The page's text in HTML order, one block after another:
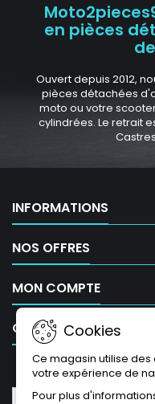
en pièces
Ouvert depuis 2012,
pièces détachées
moto ou votre
cylindrées. Le retrait
INFORMATIONS
NOS OFFRES
MON COMPTE
CONTACTCookies
Ce magasin utilise
votre expérience de
Pour plus
LETTRE